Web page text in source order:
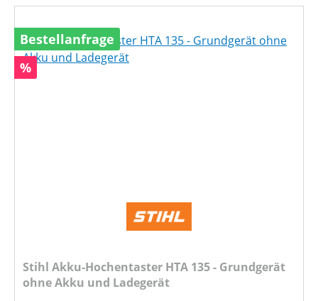
Bestellanfrage
Rabatt
%
Stihl Akku-Hochentaster HTA 135 - Grundgerät
ohne Akku und Ladegerät